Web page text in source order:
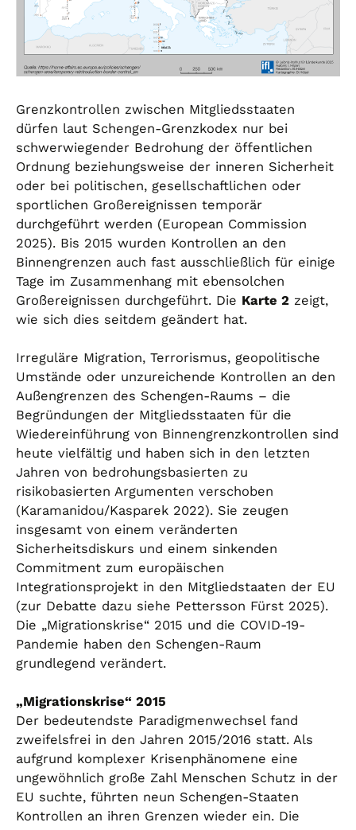
Grenzkontrollen zwischen Mitgliedsstaaten
dürfen laut Schengen-Grenzkodex nur bei
schwerwiegender Bedrohung der öffentlichen
Ordnung beziehungsweise der inneren Sicherheit
oder bei politischen, gesellschaftlichen oder
sportlichen Großereignissen temporär
durchgeführt werden (European Commission
2025). Bis 2015 wurden Kontrollen an den
Binnengrenzen auch fast ausschließlich für einige
Tage im Zusammenhang mit ebensolchen
Großereignissen durchgeführt. Die Karte 2 zeigt,
wie sich dies seitdem geändert hat.
Irreguläre Migration, Terrorismus, geopolitische
Umstände oder unzureichende Kontrollen an den
Außengrenzen des Schengen-Raums – die
Begründungen der Mitgliedsstaaten für die
Wiedereinführung von Binnengrenzkontrollen sind
heute vielfältig und haben sich in den letzten
Jahren von bedrohungsbasierten zu
risikobasierten Argumenten verschoben
(Karamanidou/Kasparek 2022). Sie zeugen
insgesamt von einem veränderten
Sicherheitsdiskurs und einem sinkenden
Commitment zum europäischen
Integrationsprojekt in den Mitgliedstaaten der EU
(zur Debatte dazu siehe Pettersson Fürst 2025).
Die „Migrationskrise“ 2015 und die COVID-19-
Pandemie haben den Schengen-Raum
grundlegend verändert.
„Migrationskrise“ 2015
Der bedeutendste Paradigmenwechsel fand
zweifelsfrei in den Jahren 2015/2016 statt. Als
aufgrund komplexer Krisenphänomene eine
ungewöhnlich große Zahl Menschen Schutz in der
EU suchte, führten neun Schengen-Staaten
Kontrollen an ihren Grenzen wieder ein. Die